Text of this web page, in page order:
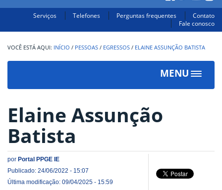
Serviços Telefones Perguntas frequentes
Contato
Fale conosco
INÍCIO / PESSOAS / EGRESSOS / ELAINE ASSUNÇÃO BATISTA
MENU
Toggle
Elaine Assunção
Batista
por Portal PPGE IE
Publicado: 24/06/2022 - 15:07
Última modificação: 09/04/2025 - 15:59